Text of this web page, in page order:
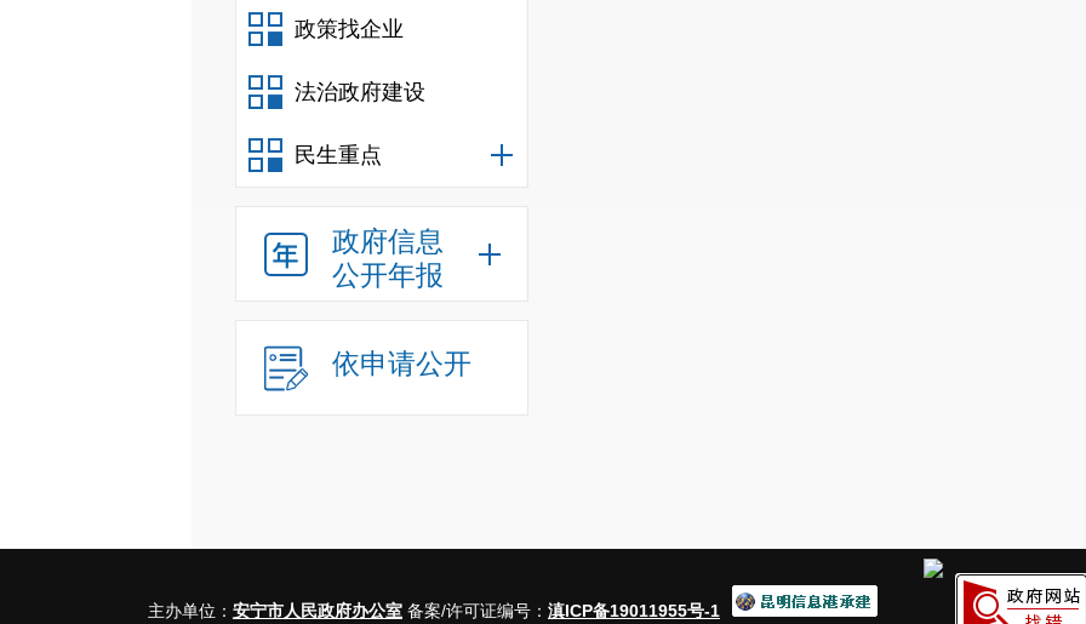
政策找企业
法治政府建设
民生重点
政府信息
公开年报
依申请公开
主办单位： 安宁市人民政府办公室 备案/许可证编号： 滇ICP备19011955号-1